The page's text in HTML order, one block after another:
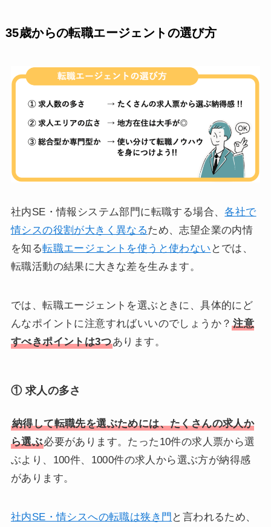
35歳からの転職エージェントの選び方
社内SE・情報システム部門に転職する場合、各社で
情シスの役割が大きく異なるため、志望企業の内情
を知る転職エージェントを使うと使わない とでは、
転職活動の結果に大きな差を生みます。
では、転職エージェントを選ぶときに、具体的にど
んなポイントに注意すればいいのでしょうか？注意
すべきポイントは3つあります。
① 求人の多さ
納得して転職先を選ぶためには、たくさんの求人か
ら選ぶ必要があります。たった10件の求人票から選
ぶより、100件、1000件の求人から選ぶ方が納得感
があります。
社内SE・情シスへの転職は狭き門 と言われるため、